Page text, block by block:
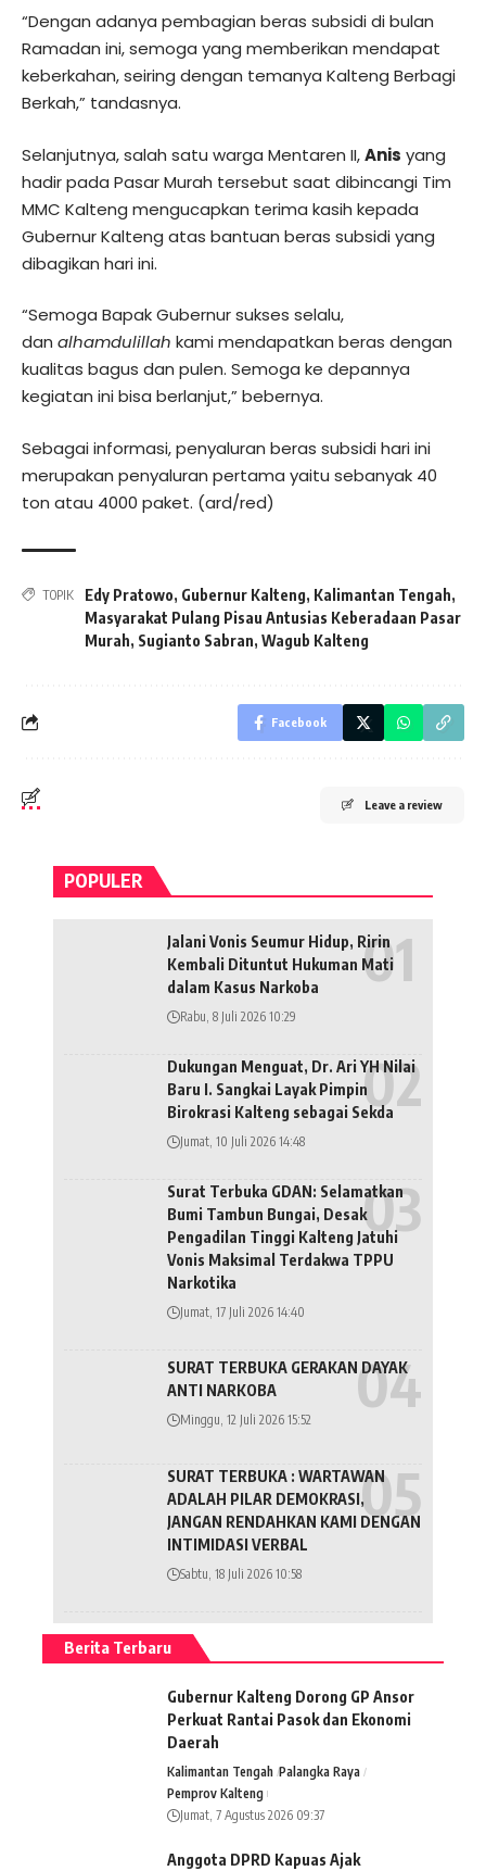
“Dengan adanya pembagian beras subsidi di bulan
Ramadan ini, semoga yang memberikan mendapat
keberkahan, seiring dengan temanya Kalteng Berbagi
Berkah,” tandasnya.
Selanjutnya, salah satu warga Mentaren II,Anis yang
hadir pada Pasar Murah tersebut saat dibincangi Tim
MMC Kalteng mengucapkan terima kasih kepada
Gubernur Kalteng atas bantuan beras subsidi yang
dibagikan hari ini.
“Semoga Bapak Gubernur sukses selalu,
dan alhamdulillah kami mendapatkan beras dengan
kualitas bagus dan pulen. Semoga ke depannya
kegiatan ini bisa berlanjut,” bebernya.
Sebagai informasi, penyaluran beras subsidi hari ini
merupakan penyaluran pertama yaitu sebanyak 40
ton atau 4000 paket. (ard/red)
TOPIK Edy Pratowo, Gubernur Kalteng, Kalimantan Tengah,
Masyarakat Pulang Pisau Antusias Keberadaan Pasar
Murah, Sugianto Sabran, Wagub Kalteng
Facebook
Leave a review
POPULER
Jalani Vonis Seumur Hidup, Ririn
Kembali Dituntut Hukuman Mati
dalam Kasus Narkoba
Rabu, 8 Juli 2026 10:29
Dukungan Menguat, Dr. Ari YH Nilai
Baru I. Sangkai Layak Pimpin
Birokrasi Kalteng sebagai Sekda
Jumat, 10 Juli 2026 14:48
Surat Terbuka GDAN: Selamatkan
Bumi Tambun Bungai, Desak
Pengadilan Tinggi Kalteng Jatuhi
Vonis Maksimal Terdakwa TPPU
Narkotika
Jumat, 17 Juli 2026 14:40
SURAT TERBUKA GERAKAN DAYAK
ANTI NARKOBA
Minggu, 12 Juli 2026 15:52
SURAT TERBUKA : WARTAWAN
ADALAH PILAR DEMOKRASI,
JANGAN RENDAHKAN KAMI DENGAN
INTIMIDASI VERBAL
Sabtu, 18 Juli 2026 10:58
Berita Terbaru
Gubernur Kalteng Dorong GP Ansor
Perkuat Rantai Pasok dan Ekonomi
Daerah
Kalimantan Tengah Palangka Raya
Pemprov Kalteng
Jumat, 7 Agustus 2026 09:37
Anggota DPRD Kapuas Ajak